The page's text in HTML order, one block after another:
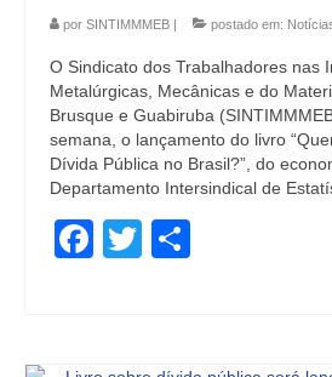
por SINTIMMMEB | postado em:
O Sindicato dos Trabalhadores nas
Metalúrgicas, Mecânicas e do
Brusque e Guabiruba
semana, o lançamento do livro
Dívida Pública no Brasil?”, do
Departamento Intersindical de
Facebook
Twitter